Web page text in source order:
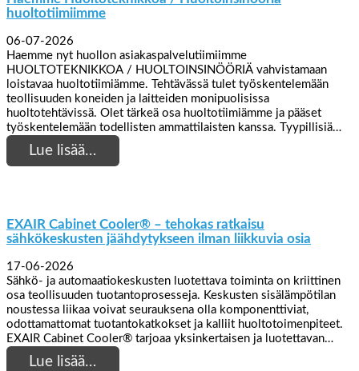
huoltotiimiimme
06-07-2026
Haemme nyt huollon asiakaspalvelutiimiimme
HUOLTOTEKNIKKOA / HUOLTOINSINÖÖRIÄ vahvistamaan
loistavaa huoltotiimiämme. Tehtävässä tulet työskentelemään
teollisuuden koneiden ja laitteiden monipuolisissa
huoltotehtävissä. Olet tärkeä osa huoltotiimiämme ja pääset
työskentelemään todellisten ammattilaisten kanssa. Tyypillisiä…
Lue lisää…
EXAIR Cabinet Cooler® – tehokas ratkaisu
sähkökeskusten jäähdytykseen ilman liikkuvia osia
17-06-2026
Sähkö- ja automaatiokeskusten luotettava toiminta on kriittinen
osa teollisuuden tuotantoprosesseja. Keskusten sisälämpötilan
noustessa liikaa voivat seurauksena olla komponenttiviat,
odottamattomat tuotantokatkokset ja kalliit huoltotoimenpiteet.
EXAIR Cabinet Cooler® tarjoaa yksinkertaisen ja luotettavan…
Lue lisää…